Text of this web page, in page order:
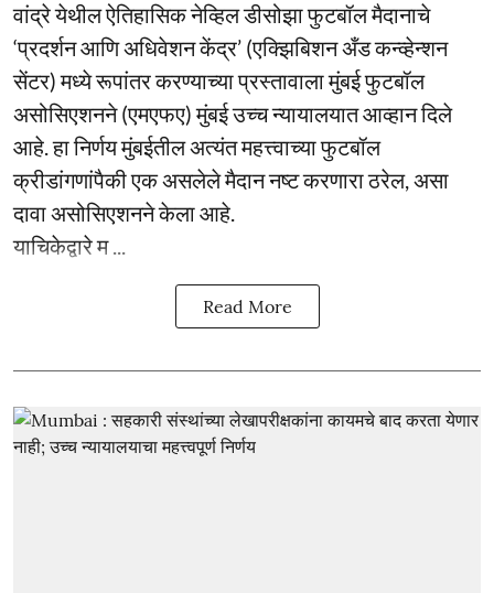
वांद्रे येथील ऐतिहासिक नेव्हिल डीसोझा फुटबॉल मैदानाचे
‘प्रदर्शन आणि अधिवेशन केंद्र’ (एक्झिबिशन अँड कन्व्हेन्शन
सेंटर) मध्ये रूपांतर करण्याच्या प्रस्तावाला मुंबई फुटबॉल
असोसिएशनने (एमएफए) मुंबई उच्च न्यायालयात आव्हान दिले
आहे. हा निर्णय मुंबईतील अत्यंत महत्त्वाच्या फुटबॉल
क्रीडांगणांपैकी एक असलेले मैदान नष्ट करणारा ठरेल, असा
दावा असोसिएशनने केला आहे.
याचिकेद्वारे म ...
Read More